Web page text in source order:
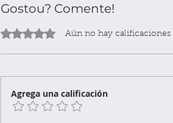
Gostou? Comente!
Obtuvo 0 de 5 estrellas.Aún no hay calificaciones
Agrega una calificación